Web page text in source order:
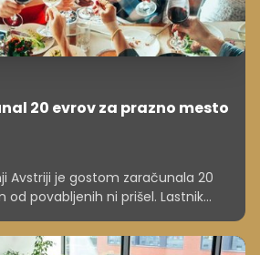
20 evrov za prazno mesto
Avstriji je gostom zaračunala 20
od povabljenih ni prišel. Lastnik
zaščito pred finančno izgubo.